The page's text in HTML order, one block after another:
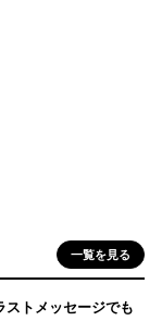
一覧を見る
トメッセージでも